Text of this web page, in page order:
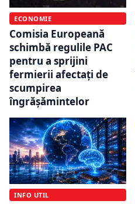
ECONOMIE
Comisia Europeană
schimbă regulile PAC
pentru a sprijini
fermierii afectați de
scumpirea
îngrășămintelor
INFO UTIL